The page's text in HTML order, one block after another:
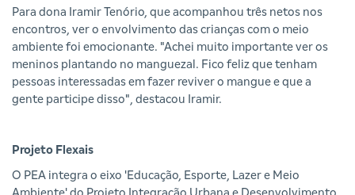
Para dona Iramir Tenório, que acompanhou três netos nos
encontros, ver o envolvimento das crianças com o meio
ambiente foi emocionante. "Achei muito importante ver os
meninos plantando no manguezal. Fico feliz que tenham
pessoas interessadas em fazer reviver o mangue e que a
gente participe disso", destacou Iramir.
Projeto Flexais
O PEA integra o eixo 'Educação, Esporte, Lazer e Meio